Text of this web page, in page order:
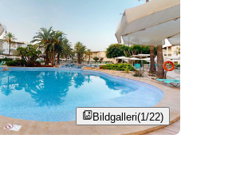
Bildgalleri(1/22)